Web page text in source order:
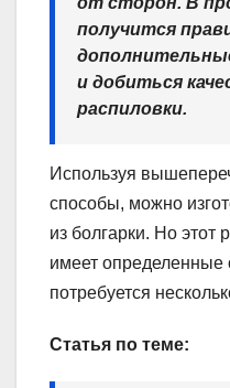
получится
и добиться
распиловки.
Используя
способы, можно
из болгарки. Но этот
имеет определенные
потребуется
Статья по теме: